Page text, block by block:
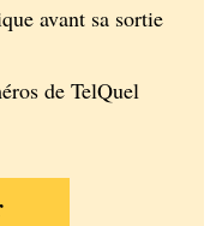
avant sa sortie
de TelQuel